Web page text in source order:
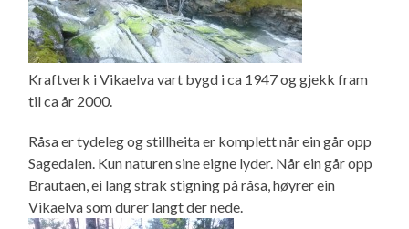
Kraftverk i Vikaelva vart bygd i ca 1947 og gjekk fram
til ca år 2000.
Råsa er tydeleg og stillheita er komplett når ein går opp
Sagedalen. Kun naturen sine eigne lyder. Når ein går opp
Brautaen, ei lang strak stigning på råsa, høyrer ein
Vikaelva som durer langt der nede.